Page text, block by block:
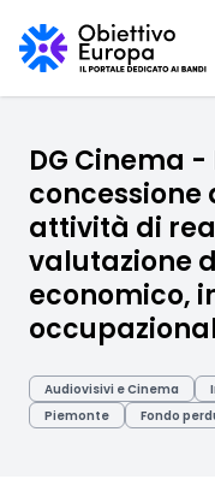
DG Cinema
concessione
attività di
valutazione
economico,
Audiovisivi e Cinema
Piemonte
Fondo